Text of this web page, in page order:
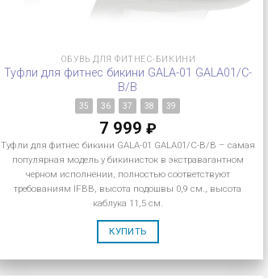
ОБУВЬ ДЛЯ ФИТНЕС-БИКИНИ
Туфли для фитнес бикини GALA-01 GALA01/C-
B/B
35 36 37 38 39
7 999 ₽
Туфли для фитнес бикини GALA-01 GALA01/C-B/B – самая
популярная модель у бикинисток в экстравагантном
черном исполнении, полностью соответствуют
требованиям IFBB, высота подошвы 0,9 см., высота
каблука 11,5 см.
КУПИТЬ